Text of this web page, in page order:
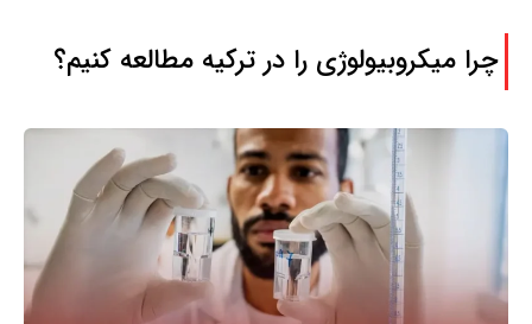
چرا میکروبیولوژی را در ترکیه مطالعه کنیم؟